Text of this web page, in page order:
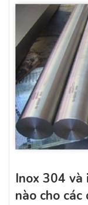
Inox 304 và
nào cho các